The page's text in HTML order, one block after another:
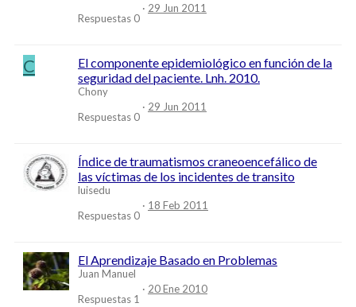
Respuestas 0
29 Jun 2011
C
El componente epidemiológico en función de la
seguridad del paciente. Lnh. 2010.
Chony
Respuestas 0
29 Jun 2011
Índice de traumatismos craneoencefálico de
las víctimas de los incidentes de transito
luisedu
Respuestas 0
18 Feb 2011
El Aprendizaje Basado en Problemas
Juan Manuel
Respuestas 1
20 Ene 2010